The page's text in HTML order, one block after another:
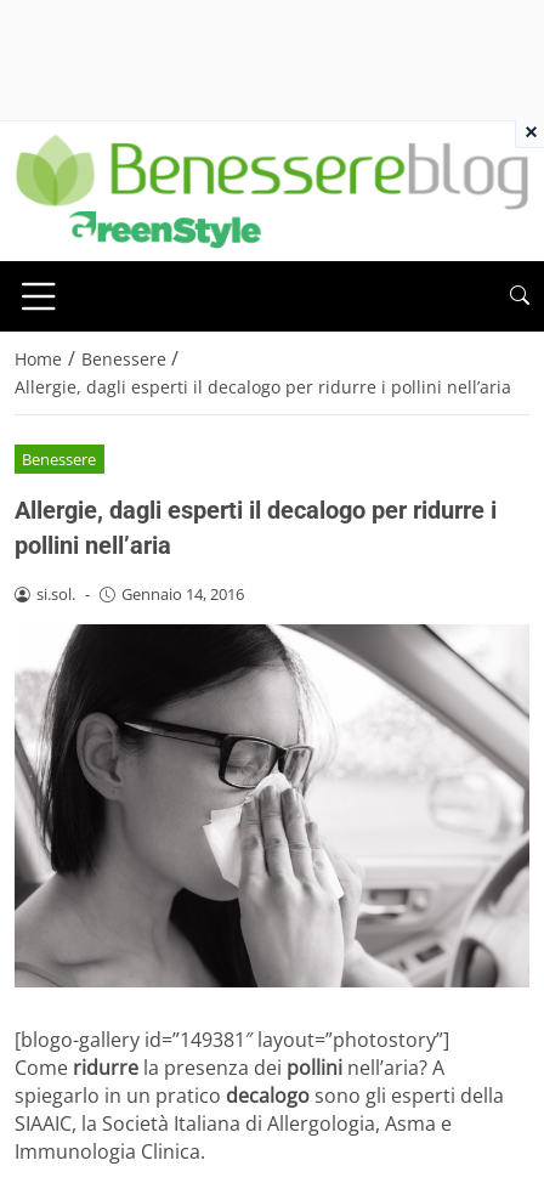
Home / Benessere /
Allergie, dagli esperti il decalogo per ridurre i pollini nell’aria
Benessere
Allergie, dagli esperti il decalogo per ridurre i
pollini nell’aria
si.sol. - Gennaio 14, 2016
[blogo-gallery id=”149381″ layout=”photostory”]
Come ridurre la presenza dei pollini nell’aria? A
spiegarlo in un pratico decalogosono gli esperti della
SIAAIC, la Società Italiana di Allergologia, Asma e
Immunologia Clinica.
×